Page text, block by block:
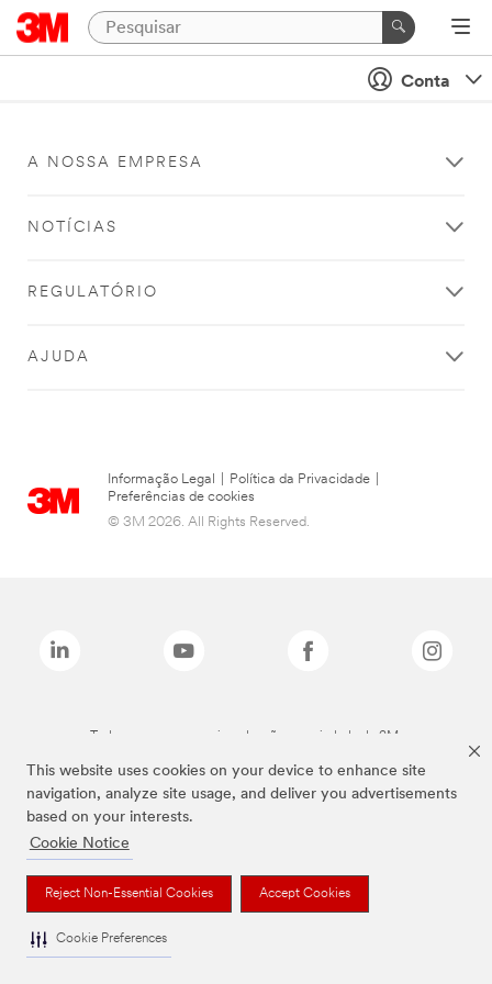
This website uses cookies on your device to enhance site
navigation, analyze site usage, and deliver you advertisements
based on your interests.
Cookie Notice
Reject Non-Essential Cookies Accept Cookies
Cookie Preferences
Conta
A NOSSA EMPRESA
NOTÍCIAS
REGULATÓRIO
AJUDA
Informação Legal Política da Privacidade
Preferências de cookies
© 3M 2026. All Rights Reserved.
Todas as marcas mencionadas são propriedade da 3M.